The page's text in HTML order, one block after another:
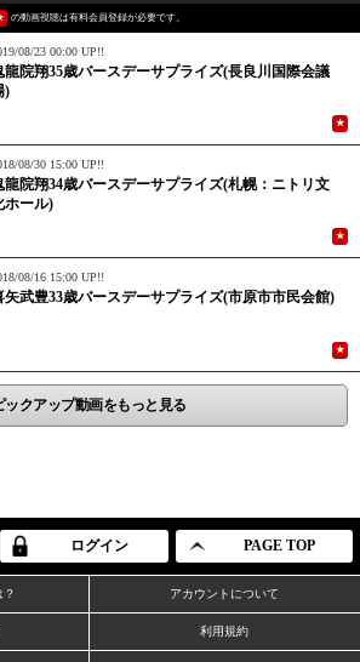
の動画視聴は有料会員登録が必要です。
08/23 00:00 UP!!
龍院翔35歳バースデーサプライズ(長良川国際会議
)
★
08/30 15:00 UP!!
龍院翔34歳バースデーサプライズ(札幌：ニトリ文
ホール)
★
08/16 15:00 UP!!
矢武豊33歳バースデーサプライズ(市原市市民会館)
★
ックアップ動画をもっと見る
ログイン PAGE TOP
アカウントについて
利用規約